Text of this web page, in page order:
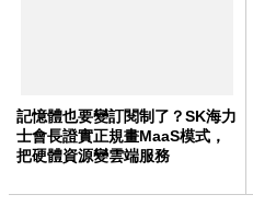
記憶體也要變訂閱制了？SK海力
士會長證實正規畫MaaS模式，
把硬體資源變雲端服務